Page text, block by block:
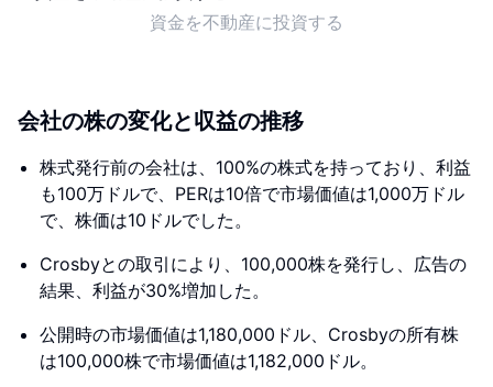
資金を不動産に投資する
会社の株の変化と収益の推移
株式発行前の会社は、100%の株式を持っており、利益
も100万ドルで、PERは10倍で市場価値は1,000万ドル
で、株価は10ドルでした。
Crosbyとの取引により、100,000株を発行し、広告の
結果、利益が30%増加した。
公開時の市場価値は1,180,000ドル、Crosbyの所有株
は100,000株で市場価値は1,182,000ドル。